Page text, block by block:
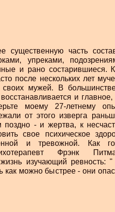
существенную часть
упреками,
и рано состарившиеся.
после нескольких лет
своих мужей. В
и
моему 27-летнему
от этого изверга
поздно - и жертва, к
свое психическое
и тревожной. Как
Фрэнк
изучающий ревность:
как можно быстрее - они